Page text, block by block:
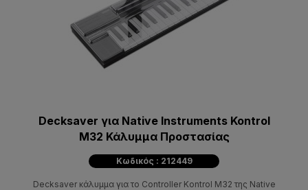
Decksaver για Native Instruments Kontrol
M32 Κάλυμμα Προστασίας
Κωδικός : 212449
Decksaver κάλυμμα για το Controller Kontrol M32 της Native